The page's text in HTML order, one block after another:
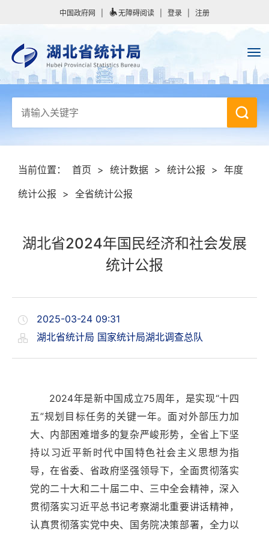
中国政府网 无障碍阅读 登录 注册
当前位置： 首页 > 统计数据 > 统计公报 > 年度
统计公报 > 全省统计公报
湖北省2024年国民经济和社会发展
统计公报
2025-03-24 09:31
湖北省统计局 国家统计局湖北调查总队
2024年是新中国成立75周年，是实现“十四
五”规划目标任务的关键一年。面对外部压力加
大、内部困难增多的复杂严峻形势，全省上下坚
持以习近平新时代中国特色社会主义思想为指
导，在省委、省政府坚强领导下，全面贯彻落实
党的二十大和二十届二中、三中全会精神，深入
贯彻落实习近平总书记考察湖北重要讲话精神，
认真贯彻落实党中央、国务院决策部署，全力以